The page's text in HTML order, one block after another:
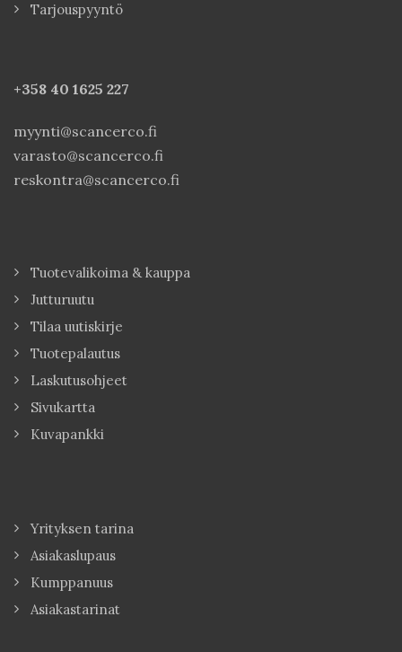
Tarjouspyyntö
+358 40 1625 227
myynti@scancerco.fi
varasto@scancerco.fi
reskontra@scancerco.fi
Tuotevalikoima & kauppa
Jutturuutu
Tilaa uutiskirje
Tuotepalautus
Laskutusohjeet
Sivukartta
Kuvapankki
Yrityksen tarina
Asiakaslupaus
Kumppanuus
Asiakastarinat